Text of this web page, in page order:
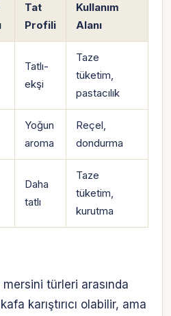
Tat
Profili
Kullanım
Alanı
Tatlı-
ekşi
Taze
tüketim,
pastacılık
Yoğun
aroma
Reçel,
dondurma
Daha
tatlı
Taze
tüketim,
kurutma
türleri arasında
karıştırıcı olabilir, ama